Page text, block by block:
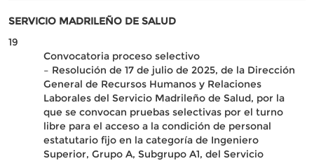
SERVICIO MADRILEÑO DE SALUD
19
Convocatoria proceso selectivo
– Resolución de 17 de julio de 2025, de la Dirección
General de Recursos Humanos y Relaciones
Laborales del Servicio Madrileño de Salud, por la
que se convocan pruebas selectivas por el turno
libre para el acceso a la condición de personal
estatutario fijo en la categoría de Ingeniero
Superior, Grupo A, Subgrupo A1, del Servicio